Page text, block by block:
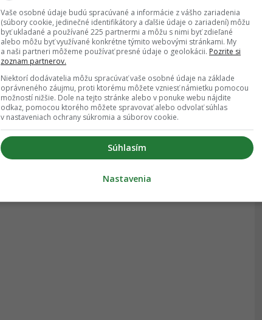
Vaše osobné údaje budú spracúvané a informácie z vášho zariadenia
(súbory cookie, jedinečné identifikátory a ďalšie údaje o zariadení) môžu
byť ukladané a používané 225 partnermi a môžu s nimi byť zdieľané
alebo môžu byť využívané konkrétne týmito webovými stránkami. My
a naši partneri môžeme používať presné údaje o geolokácii. Pozrite si
zoznam partnerov.
Niektorí dodávatelia môžu spracúvať vaše osobné údaje na základe
oprávneného záujmu, proti ktorému môžete vzniesť námietku pomocou
možností nižšie. Dole na tejto stránke alebo v ponuke webu nájdite
odkaz, pomocou ktorého môžete spravovať alebo odvolať súhlas
v nastaveniach ochrany súkromia a súborov cookie.
Súhlasím
Nastavenia